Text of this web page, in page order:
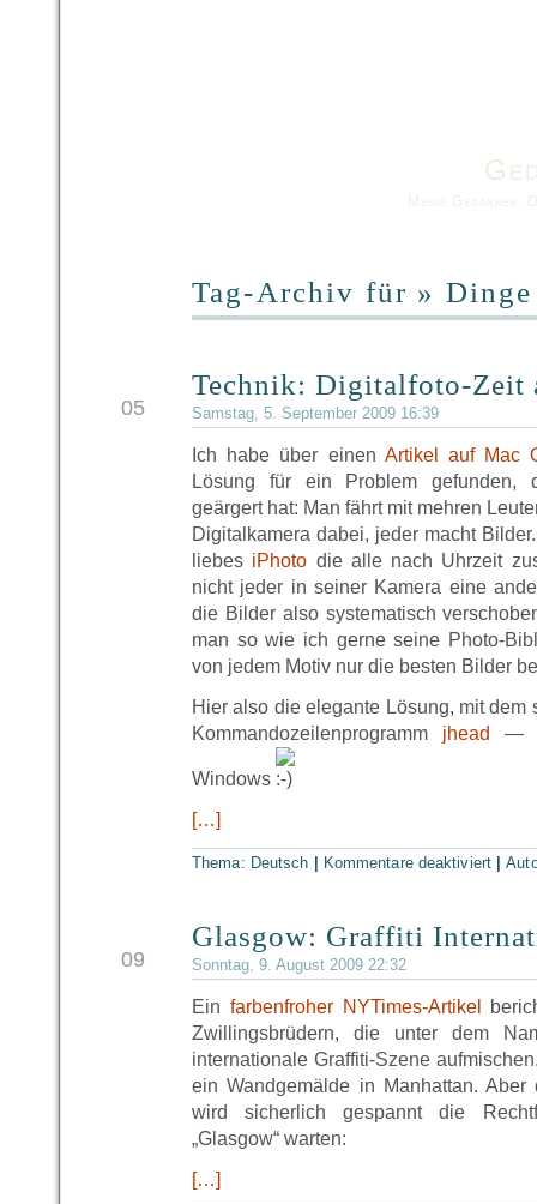
Tag-Archiv für »
05
Technik: Digitalfoto-Zeit
Samstag, 5. September 2009 16:39
Ich habe über einen Artikel auf Mac
Lösung für ein Problem gefunden,
geärgert hat: Man fährt mit mehren
Digitalkamera dabei, jeder macht
liebes iPhoto die alle nach Uhrzeit
nicht jeder in seiner Kamera eine
die Bilder also systematisch
man so wie ich gerne seine Photo-
von jedem Motiv nur die besten Bilder
Hier also die elegante Lösung, mit dem
Kommandozeilenprogramm jhead —
Windows
[…]
Thema: Deutsch Kommentare deaktiviert|
09
Glasgow: Graffiti
Sonntag, 9. August 2009 22:32
Ein farbenfroher NYTimes-Artikel
Zwillingsbrüdern, die unter dem
internationale Graffiti-Szene
ein Wandgemälde in Manhattan. Aber
wird sicherlich gespannt die
„Glasgow“ warten:
[…]